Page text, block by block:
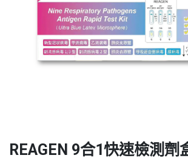
REAGEN 9合1快速檢測劑